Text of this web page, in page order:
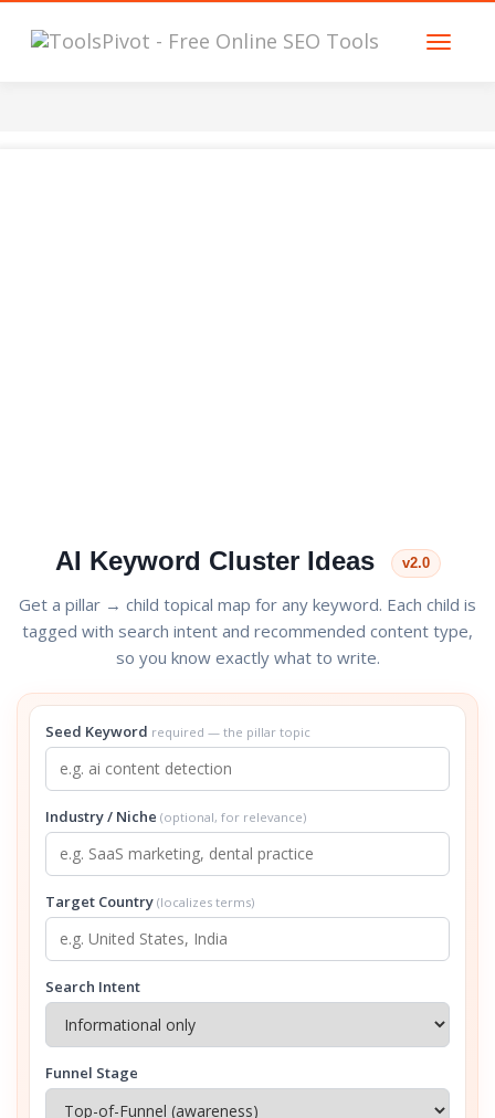
AI Keyword Cluster Ideas v2.0
Get a pillar → child topical map for any keyword. Each child is
tagged with search intent and recommended content type,
so you know exactly what to write.
Seed Keyword required — the pillar topic
Industry / Niche (optional, for relevance)
Target Country (localizes terms)
Search Intent
Funnel Stage